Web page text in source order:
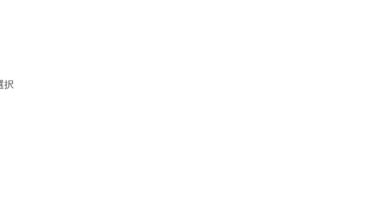
択